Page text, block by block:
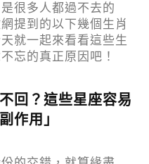
是很多人都過不去的
提到的以下幾個生肖
就一起來看看這些生
忘的真正原因吧！
回？這些星座容易
作用」